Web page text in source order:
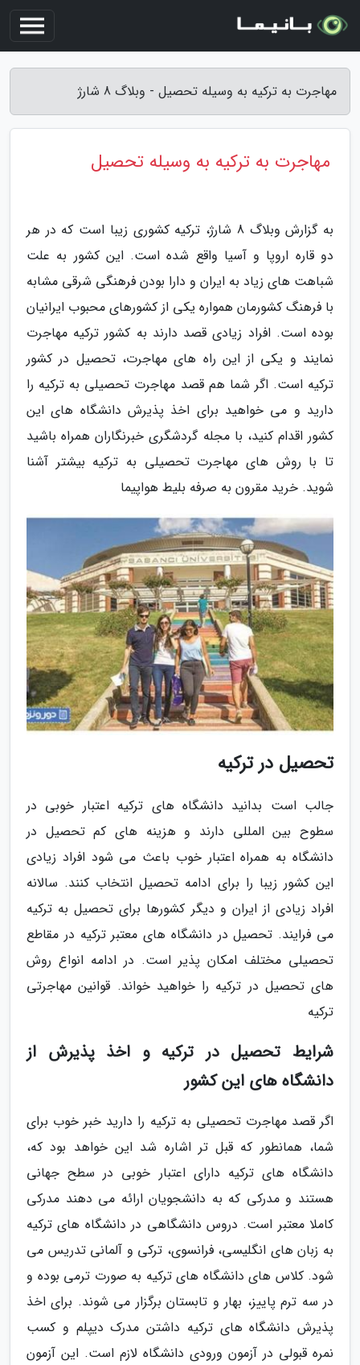
مهاجرت به ترکیه به وسیله تحصیل - وبلاگ 8 شارژ
مهاجرت به ترکیه به وسیله تحصیل
به گزارش وبلاگ 8 شارژ، ترکیه کشوری زیبا است که در هر
دو قاره اروپا و آسیا واقع شده است. این کشور به علت
شباهت های زیاد به ایران و دارا بودن فرهنگی شرقی مشابه
با فرهنگ کشورمان همواره یکی از کشورهای محبوب ایرانیان
بوده است. افراد زیادی قصد دارند به کشور ترکیه مهاجرت
نمایند و یکی از این راه های مهاجرت، تحصیل در کشور
ترکیه است. اگر شما هم قصد مهاجرت تحصیلی به ترکیه را
دارید و می خواهید برای اخذ پذیرش دانشگاه های این
کشور اقدام کنید، با مجله گردشگری خبرنگاران همراه باشید
تا با روش های مهاجرت تحصیلی به ترکیه بیشتر آشنا
شوید. خرید مقرون به صرفه بلیط هواپیما
تحصیل در ترکیه
جالب است بدانید دانشگاه های ترکیه اعتبار خوبی در
سطوح بین المللی دارند و هزینه های کم تحصیل در
دانشگاه به همراه اعتبار خوب باعث می شود افراد زیادی
این کشور زیبا را برای ادامه تحصیل انتخاب کنند. سالانه
افراد زیادی از ایران و دیگر کشورها برای تحصیل به ترکیه
می فرایند. تحصیل در دانشگاه های معتبر ترکیه در مقاطع
تحصیلی مختلف امکان پذیر است. در ادامه انواع روش
های تحصیل در ترکیه را خواهید خواند. قوانین مهاجرتی
ترکیه
شرایط تحصیل در ترکیه و اخذ پذیرش از
دانشگاه های این کشور
اگر قصد مهاجرت تحصیلی به ترکیه را دارید خبر خوب برای
شما، همانطور که قبل تر اشاره شد این خواهد بود که،
دانشگاه های ترکیه دارای اعتبار خوبی در سطح جهانی
هستند و مدرکی که به دانشجویان ارائه می دهند مدرکی
کاملا معتبر است. دروس دانشگاهی در دانشگاه های ترکیه
به زبان های انگلیسی، فرانسوی، ترکی و آلمانی تدریس می
شود. کلاس های دانشگاه های ترکیه به صورت ترمی بوده و
در سه ترم پاییز، بهار و تابستان برگزار می شوند. برای اخذ
پذیرش دانشگاه های ترکیه داشتن مدرک دیپلم و کسب
نمره قبولی در آزمون ورودی دانشگاه لازم است. این آزمون